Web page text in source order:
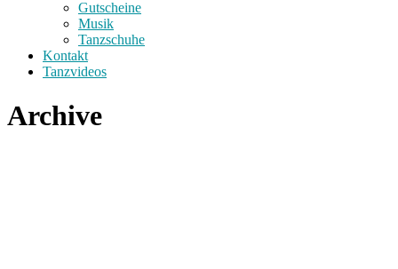
Gutscheine
Musik
Tanzschuhe
Kontakt
Tanzvideos
Archive